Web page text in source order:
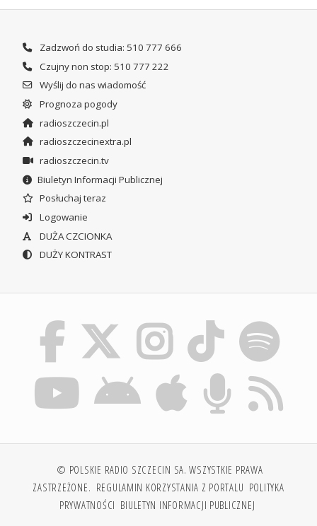
Zadzwoń do studia: 510 777 666
Czujny non stop: 510 777 222
Wyślij do nas wiadomość
Prognoza pogody
radioszczecin.pl
radioszczecinextra.pl
radioszczecin.tv
Biuletyn Informacji Publicznej
Posłuchaj teraz
Logowanie
DUŻA CZCIONKA
DUŻY KONTRAST
© POLSKIE RADIO SZCZECIN SA. WSZYSTKIE PRAWA
ZASTRZEŻONE. REGULAMIN KORZYSTANIA Z PORTALU POLITYKA
PRYWATNOŚCI BIULETYN INFORMACJI PUBLICZNEJ